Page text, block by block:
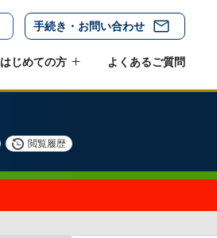
手続き・お問い合わせ
はじめての方 よくあるご質問
閲覧履歴